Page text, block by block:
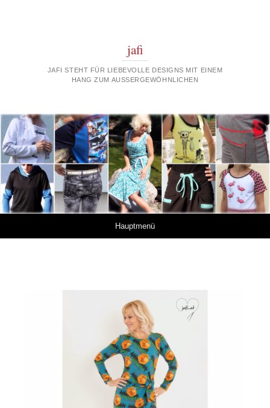
jafi
JAFI STEHT FÜR LIEBEVOLLE DESIGNS MIT EINEM
HANG ZUM AUSSERGEWÖHNLICHEN
Hauptmenü